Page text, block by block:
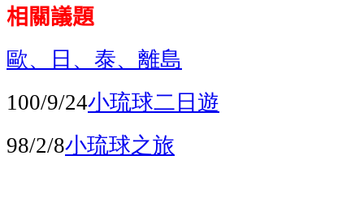
相關議題
歐、日、泰、離島
100/9/24小琉球二日遊
98/2/8小琉球之旅